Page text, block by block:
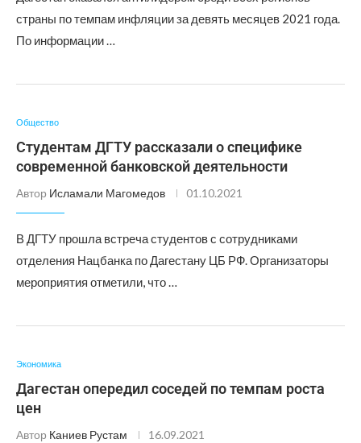
страны по темпам инфляции за девять месяцев 2021 года.
По информации …
Общество
Студентам ДГТУ рассказали о специфике
современной банковской деятельности
Автор Исламали Магомедов 01.10.2021
В ДГТУ прошла встреча студентов с сотрудниками
отделения Нацбанка по Дагестану ЦБ РФ. Организаторы
мероприятия отметили, что …
Экономика
Дагестан опередил соседей по темпам роста
цен
Автор Каниев Рустам 16.09.2021